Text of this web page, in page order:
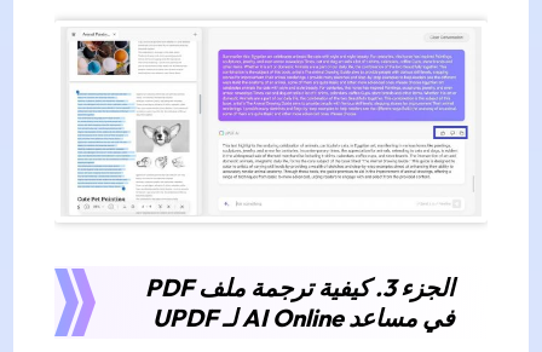
الجزء 3. كيفية ترجمة ملف PDF
في مساعد AI Online لـ UPDF